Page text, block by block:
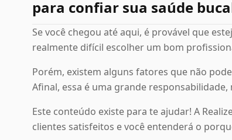
para confiar sua saúde
Se você chegou até aqui, é provável que
realmente difícil escolher um bom
Porém, existem alguns fatores que não
Afinal, essa é uma grande responsabilidade,
Este conteúdo existe para te ajudar! A
clientes satisfeitos e você entenderá o